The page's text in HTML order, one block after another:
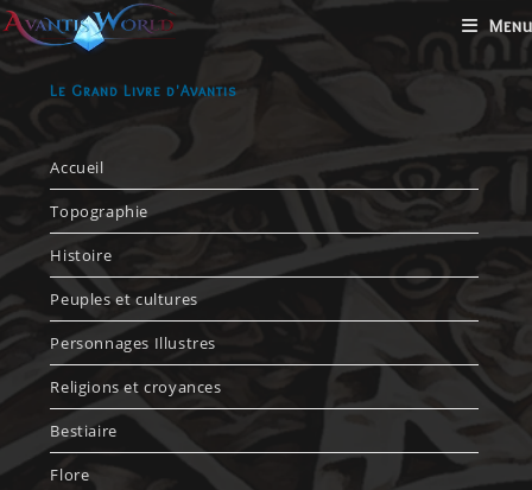
Menu
Le Grand Livre d'Avantis
Accueil
Topographie
Histoire
Peuples et cultures
Personnages Illustres
Religions et croyances
Bestiaire
Flore